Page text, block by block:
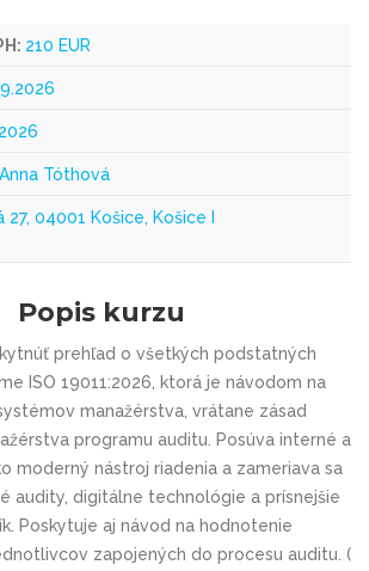
210 EUR
Tóthová
27, 04001 Košice, Košice I
Popis kurzu
prehľad o všetkých podstatných
ISO 19011:2026, ktorá je návodom na
manažérstva, vrátane zásad
programu auditu. Posúva interné a
moderný nástroj riadenia a zameriava sa
audity, digitálne technológie a prísnejšie
Poskytuje aj návod na hodnotenie
zapojených do procesu auditu. (